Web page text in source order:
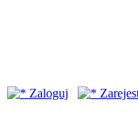
Zaloguj